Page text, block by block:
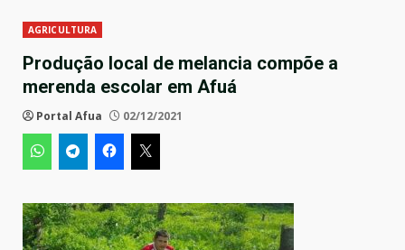
AGRICULTURA
Produção local de melancia compõe a
merenda escolar em Afuá
Portal Afua 02/12/2021